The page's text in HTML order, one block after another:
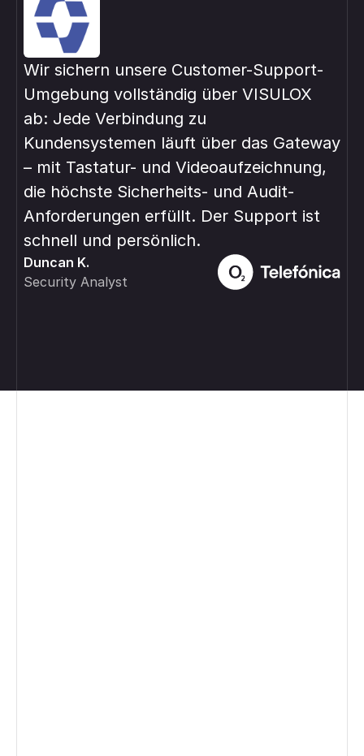
Wir sichern unsere Customer-Support-
Umgebung vollständig über VISULOX
ab: Jede Verbindung zu
Kundensystemen läuft über das Gateway
– mit Tastatur- und Videoaufzeichnung,
die höchste Sicherheits- und Audit-
Anforderungen erfüllt. Der Support ist
schnell und persönlich.
Duncan K.
Security Analyst